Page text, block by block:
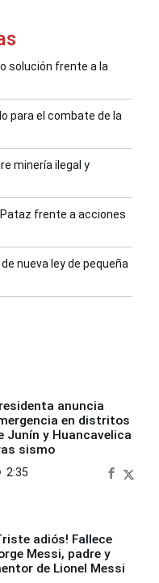
solución frente a la
para el combate de la
minería ilegal y
frente a acciones
nueva ley de pequeña
anuncia
en distritos
Junín y Huancavelica
sismo
2:35
adiós! Fallece
Messi, padre y
de Lionel Messi